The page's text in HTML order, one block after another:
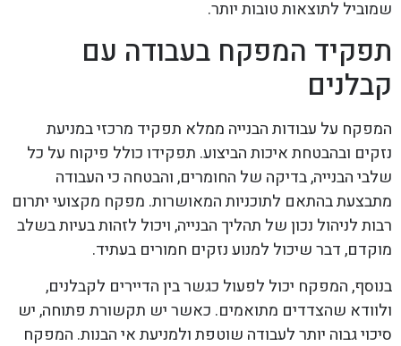
שמוביל לתוצאות טובות יותר.
תפקיד המפקח בעבודה עם
קבלנים
המפקח על עבודות הבנייה ממלא תפקיד מרכזי במניעת
נזקים ובהבטחת איכות הביצוע. תפקידו כולל פיקוח על כל
שלבי הבנייה, בדיקה של החומרים, והבטחה כי העבודה
מתבצעת בהתאם לתוכניות המאושרות. מפקח מקצועי יתרום
רבות לניהול נכון של תהליך הבנייה, ויכול לזהות בעיות בשלב
מוקדם, דבר שיכול למנוע נזקים חמורים בעתיד.
בנוסף, המפקח יכול לפעול כגשר בין הדיירים לקבלנים,
ולוודא שהצדדים מתואמים. כאשר יש תקשורת פתוחה, יש
סיכוי גבוה יותר לעבודה שוטפת ולמניעת אי הבנות. המפקח